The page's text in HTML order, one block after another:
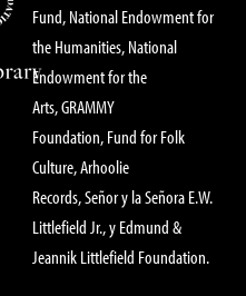
Fund, National Endowment for
the Humanities, National
Endowment for the
Arts, GRAMMY
Foundation, Fund for Folk
Culture, Arhoolie
Records, Señor y la Señora E.W.
Littlefield Jr., y Edmund &
Jeannik Littlefield Foundation.